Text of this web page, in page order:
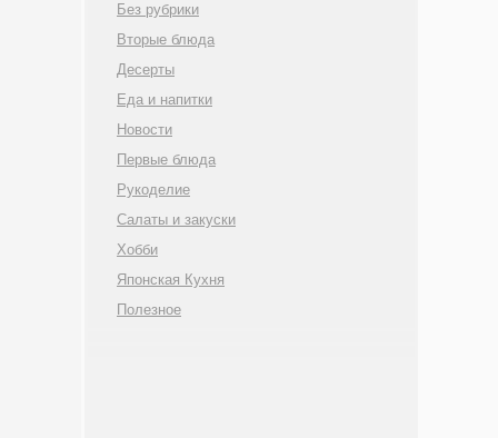
Без рубрики
Вторые блюда
Десерты
Еда и напитки
Новости
Первые блюда
Рукоделие
Салаты и закуски
Хобби
Японская Кухня
Полезное